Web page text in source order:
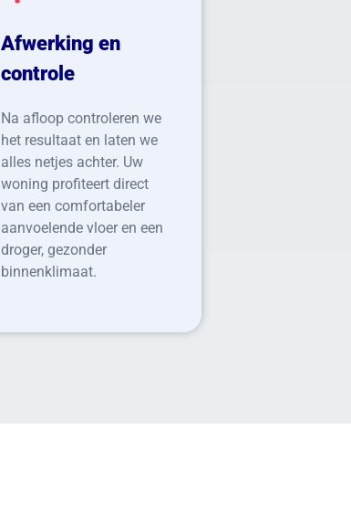
Afwerking en
controle
Na afloop controleren we
het resultaat en laten we
alles netjes achter. Uw
woning profiteert direct
van een comfortabeler
aanvoelende vloer en een
droger, gezonder
binnenklimaat.